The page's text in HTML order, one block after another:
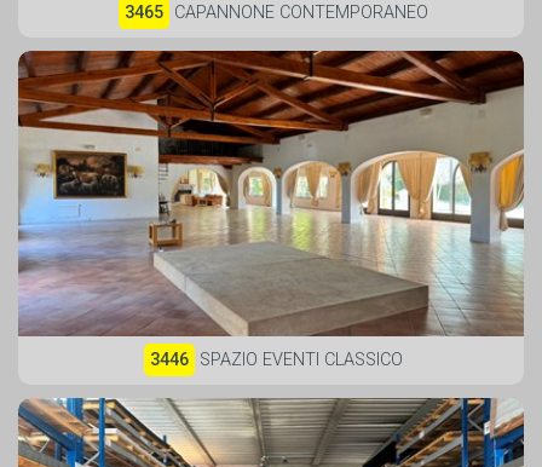
3465 CAPANNONE CONTEMPORANEO
3446 SPAZIO EVENTI CLASSICO